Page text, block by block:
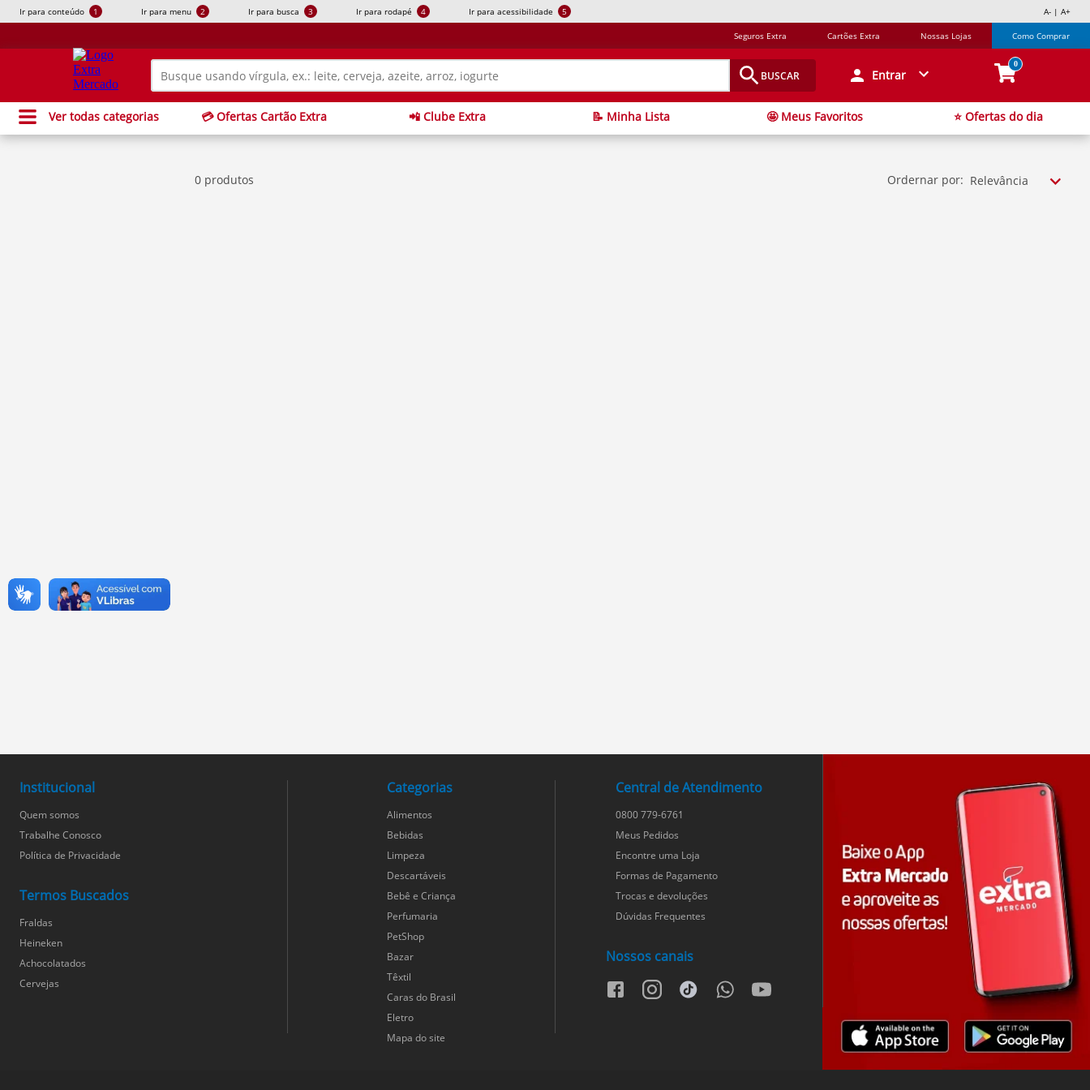
Ir para conteúdo 1 Ir para menu 2 Ir para busca 3 Ir para rodapé 4 Ir para acessibilidade 5 A- | A+
Seguros Extra Cartões Extra Nossas Lojas Como Comprar
BUSCAR Entrar
0
Ver todas categorias 💳 Ofertas Cartão Extra 📲 Clube Extra 📝 Minha Lista 🤩 Meus Favoritos ⭐ Ofertas do dia
0 produtos Ordernar por: Relevância
Institucional
Quem somos
Trabalhe Conosco
Política de Privacidade
Termos Buscados
Fraldas
Heineken
Achocolatados
Cervejas
Categorias
Alimentos
Bebidas
Limpeza
Descartáveis
Bebê e Criança
Perfumaria
PetShop
Bazar
Têxtil
Caras do Brasil
Eletro
Mapa do site
Central de Atendimento
0800 779-6761
Meus Pedidos
Encontre uma Loja
Formas de Pagamento
Trocas e devoluções
Dúvidas Frequentes
Nossos canais
facebookinstagramtiktok whatsappyoutube